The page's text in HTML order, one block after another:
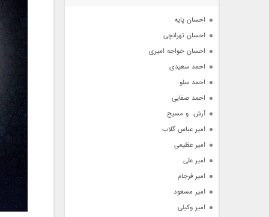
احسان پایه
احسان تهرانچی
احسان خواجه امیری
احمد سعیدی
احمد سلو
احمد صفایی
آرش  و مسیح
امیر عباس گلاب
امیر عظیمی
امیر علی
امیر فرجام
امیر مسعود
امیر وکیلی